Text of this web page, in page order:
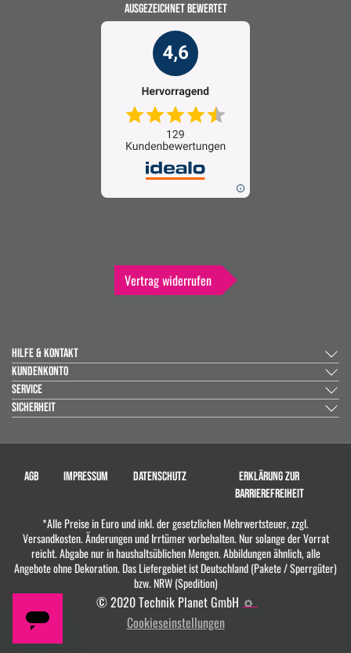
AUSGEZEICHNET BEWERTET
Vertrag widerrufen
HILFE & KONTAKT
KUNDENKONTO
SERVICE
SICHERHEIT
AGB IMPRESSUM DATENSCHUTZ
ERKLÄRUNG ZUR
BARRIEREFREIHEIT
*Alle Preise in Euro und inkl. der gesetzlichen Mehrwertsteuer, zzgl.
Versandkosten. Änderungen und Irrtümer vorbehalten. Nur solange der Vorrat
reicht. Abgabe nur in haushaltsüblichen Mengen. Abbildungen ähnlich, alle
Angebote ohne Dekoration. Das Liefergebiet ist Deutschland (Pakete / Sperrgüter)
bzw. NRW (Spedition)
© 2020 Technik Planet GmbH
Cookieseinstellungen